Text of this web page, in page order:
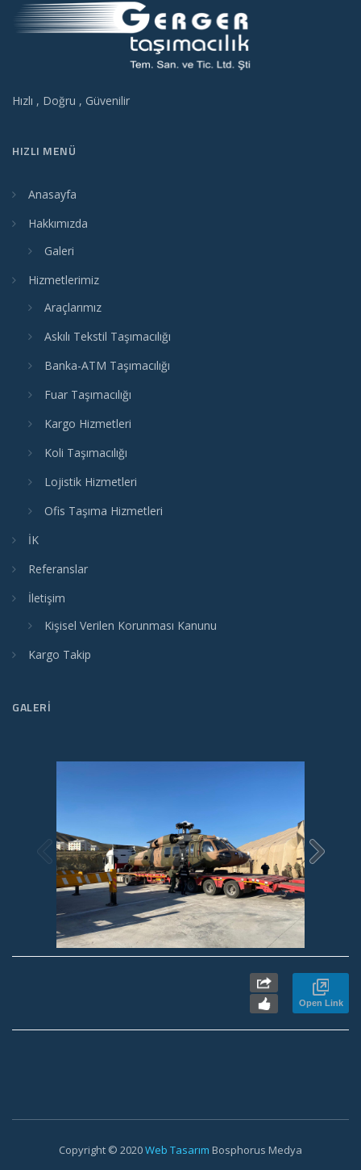
Hızlı , Doğru , Güvenilir
HIZLI MENÜ
Anasayfa
Hakkımızda
Galeri
Hizmetlerimiz
Araçlarımız
Askılı Tekstil Taşımacılığı
Banka-ATM Taşımacılığı
Fuar Taşımacılığı
Kargo Hizmetleri
Koli Taşımacılığı
Lojistik Hizmetleri
Ofis Taşıma Hizmetleri
İK
Referanslar
İletişim
Kişisel Verilen Korunması Kanunu
Kargo Takip
GALERI
Open Link
Copyright © 2020Web Tasarım Bosphorus Medya